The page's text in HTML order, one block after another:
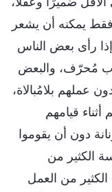
يمكنه أن يشعر
رأى بعض الناس
مُحرّف، والبعض
عملهم بلامُبالاة،
أثناء قيامهم
دون أن يقوموا
الكثير من
من العمل